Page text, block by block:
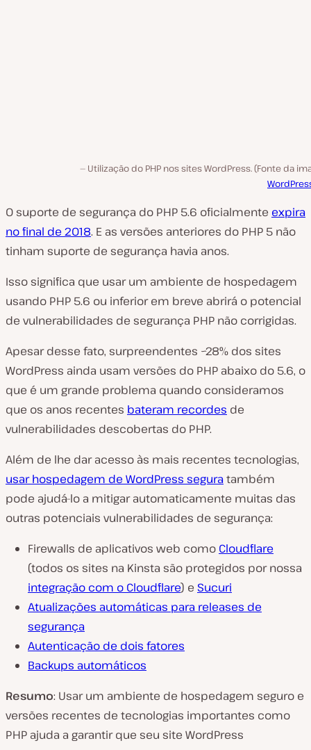
Utilização do PHP nos sites WordPress. (Fonte da
O suporte de segurança do PHP 5.6 oficialmente expira
no final de 2018. E as versões anteriores do PHP 5 não
tinham suporte de segurança havia anos.
Isso significa que usar um ambiente de hospedagem
usando PHP 5.6 ou inferior em breve abrirá o potencial
de vulnerabilidades de segurança PHP não corrigidas.
Apesar desse fato, surpreendentes ~28% dos sites
WordPress ainda usam versões do PHP abaixo do 5.6, o
que é um grande problema quando consideramos
que os anos recentes bateram recordes de
vulnerabilidades descobertas do PHP.
Além de lhe dar acesso às mais recentes tecnologias,
usar hospedagem de WordPress seguratambém
pode ajudá-lo a mitigar automaticamente muitas das
outras potenciais vulnerabilidades de segurança:
Firewalls de aplicativos web como Cloudflare
(todos os sites na Kinsta são protegidos por nossa
integração com o Cloudflare) e Sucuri
Atualizações automáticas para releases de
segurança
Autenticação de dois fatores
Backups automáticos
Resumo: Usar um ambiente de hospedagem seguro e
versões recentes de tecnologias importantes como
PHP ajuda a garantir que seu site WordPress